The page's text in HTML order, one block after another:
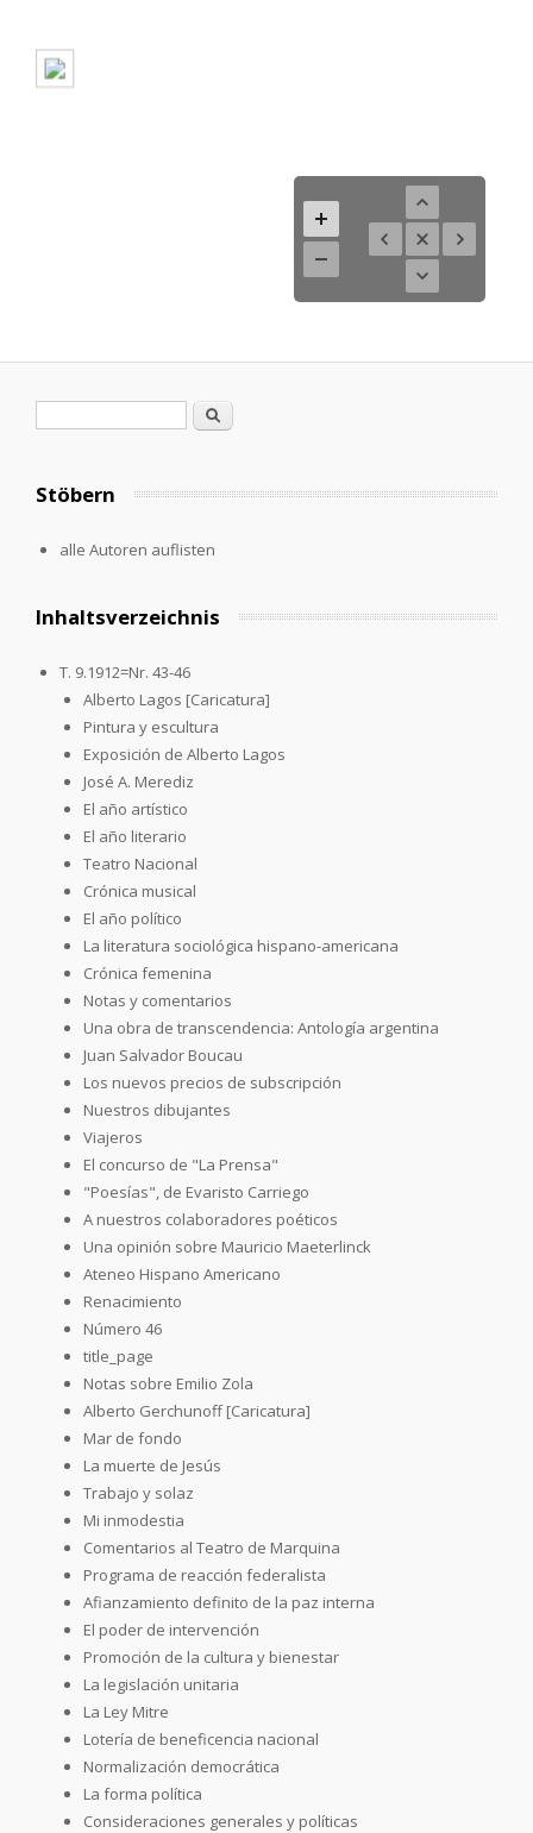
Search
Stöbern
alle Autoren auflisten
Inhaltsverzeichnis
T. 9.1912=Nr. 43-46
Alberto Lagos [Caricatura]
Pintura y escultura
Exposición de Alberto Lagos
José A. Merediz
El año artístico
El año literario
Teatro Nacional
Crónica musical
El año político
La literatura sociológica hispano-americana
Crónica femenina
Notas y comentarios
Una obra de transcendencia: Antología argentina
Juan Salvador Boucau
Los nuevos precios de subscripción
Nuestros dibujantes
Viajeros
El concurso de "La Prensa"
"Poesías", de Evaristo Carriego
A nuestros colaboradores poéticos
Una opinión sobre Mauricio Maeterlinck
Ateneo Hispano Americano
Renacimiento
Número 46
title_page
Notas sobre Emilio Zola
Alberto Gerchunoff [Caricatura]
Mar de fondo
La muerte de Jesús
Trabajo y solaz
Mi inmodestia
Comentarios al Teatro de Marquina
Programa de reacción federalista
Afianzamiento definito de la paz interna
El poder de intervención
Promoción de la cultura y bienestar
La legislación unitaria
La Ley Mitre
Lotería de beneficencia nacional
Normalización democrática
La forma política
Consideraciones generales y políticas